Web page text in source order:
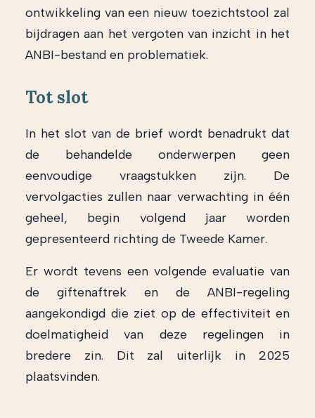
ontwikkeling van een nieuw toezichtstool zal
bijdragen aan het vergoten van inzicht in het
ANBI-bestand en problematiek.
Tot slot
In het slot van de brief wordt benadrukt dat
de behandelde onderwerpen geen
eenvoudige vraagstukken zijn. De
vervolgacties zullen naar verwachting in één
geheel, begin volgend jaar worden
gepresenteerd richting de Tweede Kamer.
Er wordt tevens een volgende evaluatie van
de giftenaftrek en de ANBI-regeling
aangekondigd die ziet op de effectiviteit en
doelmatigheid van deze regelingen in
bredere zin. Dit zal uiterlijk in 2025
plaatsvinden.